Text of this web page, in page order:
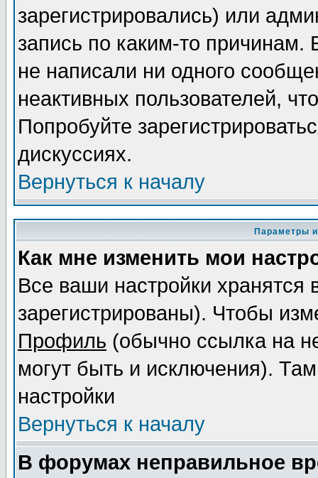
зарегистрировались) или
запись по каким-то
не написали ни одного
неактивных пользователей,
Попробуйте
дискуссиях.
Вернуться к началу
Параметры
Как мне изменить мои
Все ваши настройки
зарегистрированы). Чтобы
Профиль (обычно ссылка на
могут быть и исключения).
настройки
Вернуться к началу
В форумах неправильное